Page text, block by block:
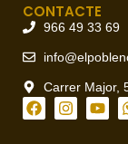
CONTACTE
966 49 33 69
Carrer Major,